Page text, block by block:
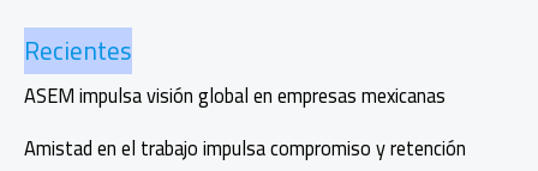
en
estrategia
Recientes
ASEM impulsa visión global en empresas mexicanas
Amistad en el trabajo impulsa compromiso y retención